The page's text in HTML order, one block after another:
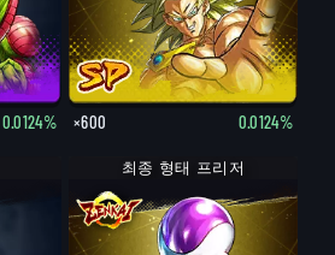
0.0124% ×600 0.0124%
최종 형태 프리저